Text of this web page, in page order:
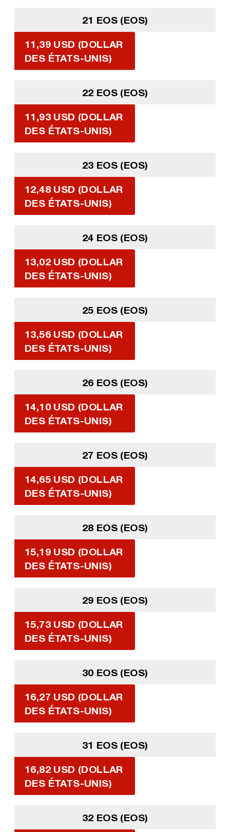
21 EOS (EOS)
11,39 USD (DOLLAR
DES ÉTATS-UNIS)
22 EOS (EOS)
11,93 USD (DOLLAR
DES ÉTATS-UNIS)
23 EOS (EOS)
12,48 USD (DOLLAR
DES ÉTATS-UNIS)
24 EOS (EOS)
13,02 USD (DOLLAR
DES ÉTATS-UNIS)
25 EOS (EOS)
13,56 USD (DOLLAR
DES ÉTATS-UNIS)
26 EOS (EOS)
14,10 USD (DOLLAR
DES ÉTATS-UNIS)
27 EOS (EOS)
14,65 USD (DOLLAR
DES ÉTATS-UNIS)
28 EOS (EOS)
15,19 USD (DOLLAR
DES ÉTATS-UNIS)
29 EOS (EOS)
15,73 USD (DOLLAR
DES ÉTATS-UNIS)
30 EOS (EOS)
16,27 USD (DOLLAR
DES ÉTATS-UNIS)
31 EOS (EOS)
16,82 USD (DOLLAR
DES ÉTATS-UNIS)
32 EOS (EOS)